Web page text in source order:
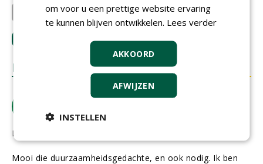
J&E Sports
met je e-mailadres om te reageren.
REACTIES
Gerrit de Koe
dinsdag 11 november 2025
Beste allen, even over duurzaamheid, zand en kurk!
Mooi die duurzaamheidsgedachte, en ook nodig. Ik ben
om voor u een prettige website ervaring
te kunnen blijven ontwikkelen. Lees verder
AKKOORD
AFWIJZEN
INSTELLEN